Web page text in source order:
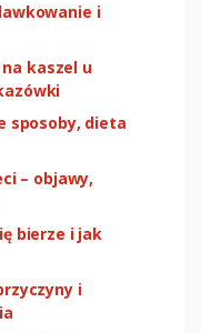
i
kaszel u
sposoby, dieta
– objawy,
bierze i jak
i